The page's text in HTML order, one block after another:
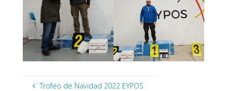
Trofeo de Navidad 2022 EYPOS